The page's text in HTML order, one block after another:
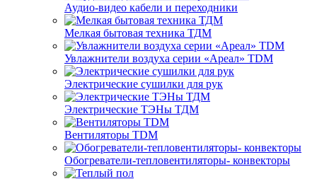
Аудио-видео кабели и переходники
Мелкая бытовая техника ТДМ
Увлажнители воздуха серии «Ареал» TDM
Электрические сушилки для рук
Электрические ТЭНы ТДМ
Вентиляторы TDM
Обогреватели-тепловентиляторы- конвекторы